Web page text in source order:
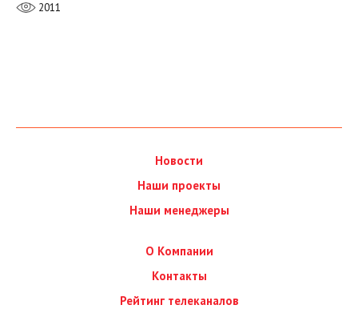
2011
Новости
Наши проекты
Наши менеджеры
О Компании
Контакты
Рейтинг телеканалов